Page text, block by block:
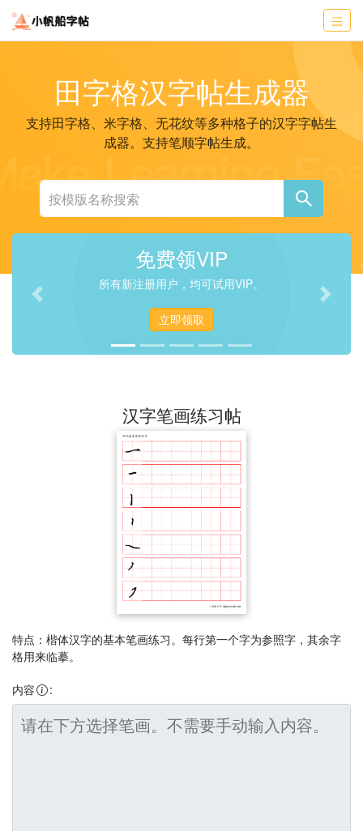
田字格汉字帖生成器
支持田字格、米字格、无花纹等多种格子的汉字字帖生
成器。支持笔顺字帖生成。
免费领VIP
所有新注册用户，均可试用VIP。
立即领取
Previous Next
汉字笔画练习帖
特点：楷体汉字的基本笔画练习。每行第一个字为参照字，其余字
格用来临摹。
内容 :